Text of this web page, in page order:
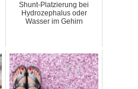
Shunt-Platzierung bei
Hydrozephalus oder
Wasser im Gehirn